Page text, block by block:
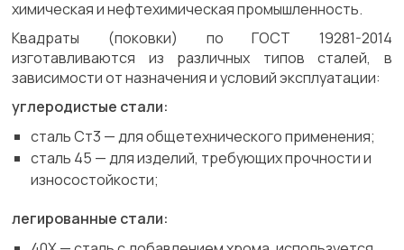
химическая и нефтехимическая промышленность.
Квадраты (поковки) по ГОСТ 19281-2014
изготавливаются из различных типов сталей, в
зависимости от назначения и условий эксплуатации:
углеродистые стали:
сталь Ст3 — для общетехнического применения;
сталь 45 — для изделий, требующих прочности и
износостойкости;
легированные стали: